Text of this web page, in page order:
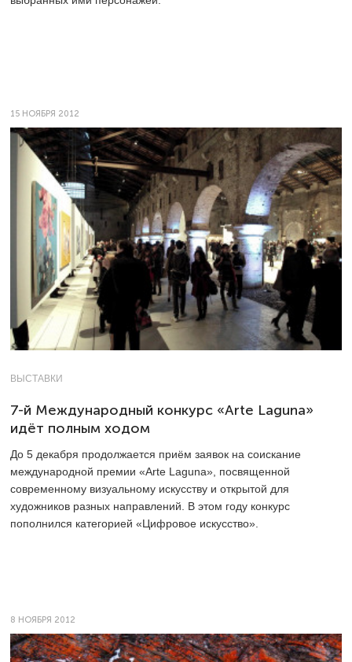
15 НОЯБРЯ 2012
ВЫСТАВКИ
7-й Международный конкурс «Arte Laguna»
идёт полным ходом
До 5 декабря продолжается приём заявок на соискание
международной премии «Arte Laguna», посвященной
современному визуальному искусству и открытой для
художников разных направлений. В этом году конкурс
пополнился категорией «Цифровое искусство».
8 НОЯБРЯ 2012